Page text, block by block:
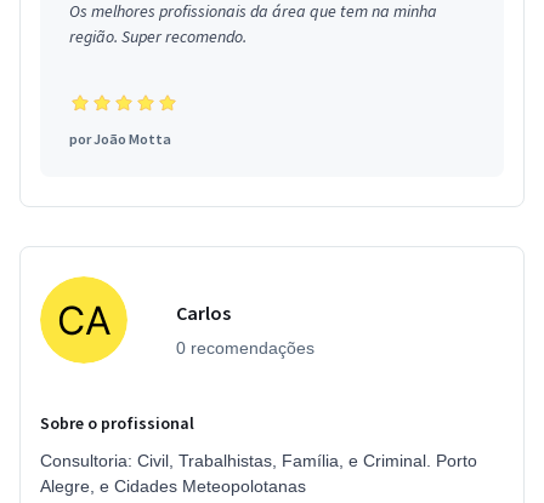
Os melhores profissionais da área que tem na minha
região. Super recomendo.
porJoão Motta
Carlos
0 recomendações
Sobre o profissional
Consultoria: Civil, Trabalhistas, Família, e Criminal. Porto
Alegre, e Cidades Meteopolotanas